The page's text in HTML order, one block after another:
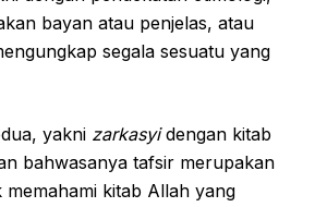
bayan atau penjelas, atau
segala sesuatu yang
yakni zarkasyidengan kitab
bahwasanya tafsir merupakan
kitab Allah yang